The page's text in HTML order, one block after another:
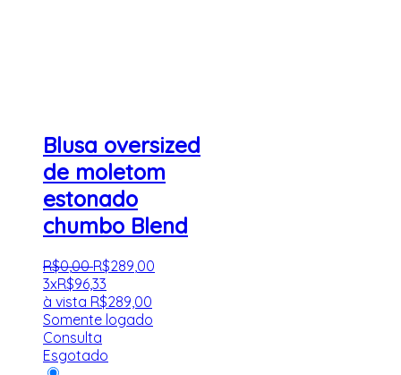
Blusa oversized
de moletom
estonado
chumbo Blend
R$0,00 R$289,00
3xR$96,33
à vista R$289,00
Somente logado
Consulta
Esgotado